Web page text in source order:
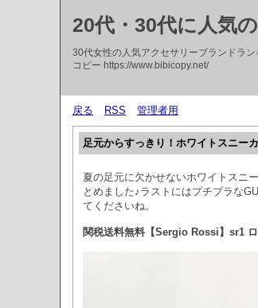
20代・30代に人気
30代女性の人気アクセサリーブランドラ
コピー https://www.bibicopy.net/
戻る RSS 管理者用
足元からすっきり！ホワイトスニー
夏の足元に欠かせないホワイトスニ
とめました♪ラストにはプチプラな
てくださいね。
関税送料無料【Sergio Rossi】sr1